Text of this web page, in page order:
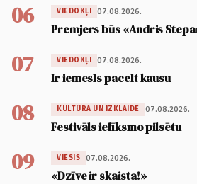
06 VIEDOKĻI 07.08.2026.
Premjers būs «Andris
07 VIEDOKĻI 07.08.2026.
Ir iemesls pacelt kausu
08 KULTŪRA UN IZKLAIDE 07.08.2026.
Festivāls ielīksmo pilsētu
09 VIESIS 07.08.2026.
«Dzīve ir skaista!»